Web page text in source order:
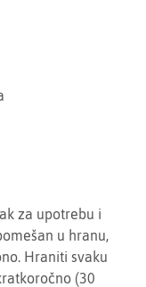
za upotrebu i
u hranu,
Hraniti svaku
(30